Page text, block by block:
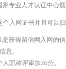
家专业人才认证中心
个入网证书并且可以
是获得留信网入网
息。
人职称评审加20分。